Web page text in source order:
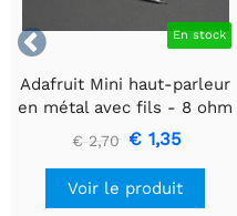
 En stock
Adafruit Mini haut-parleur
en métal avec fils - 8 ohm
0,5 W
€ 2,70 € 1,35
Voir le produit